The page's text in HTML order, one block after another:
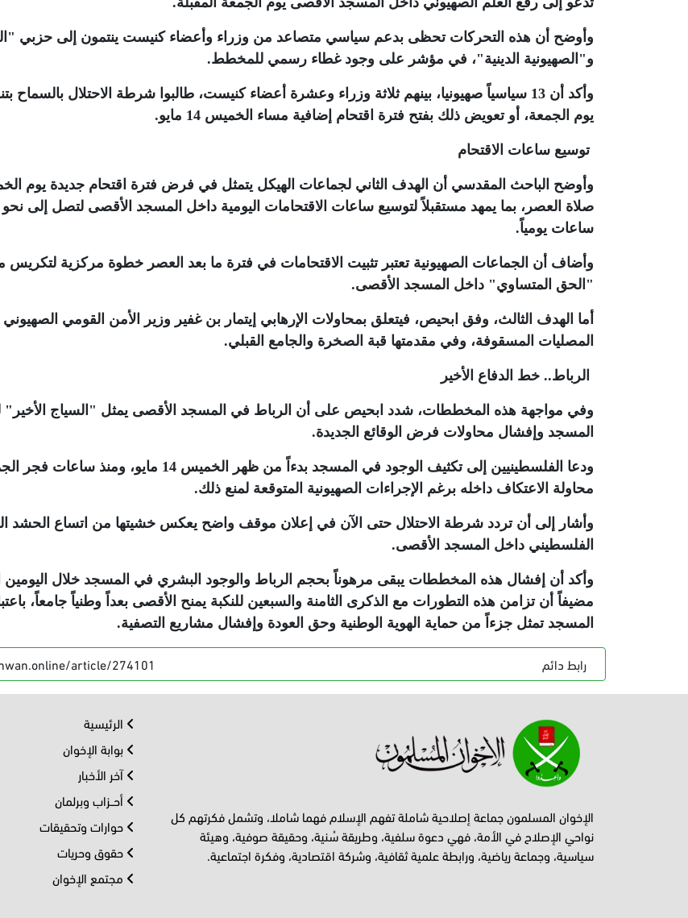
وأوضح أن هذه التحركات تحظى بدعم سياسي متصاعد من وزراء وأعضاء كنيست ينتمون إلى حزبي
و"الصهيونية الدينية"، في مؤشر على وجود غطاء رسمي للمخطط.
وأكد أن 13 سياسياً صهيونيا، بينهم ثلاثة وزراء وعشرة أعضاء كنيست، طالبوا شرطة الاحتلال بالسماح
يوم الجمعة، أو تعويض ذلك بفتح فترة اقتحام إضافية مساء الخميس 14 مايو
.
توسيع ساعات الاقتحام
وأوضح الباحث المقدسي أن الهدف الثاني لجماعات الهيكل يتمثل في فرض فترة اقتحام جديدة يوم
صلاة العصر، بما يمهد مستقبلاً لتوسيع ساعات الاقتحامات اليومية داخل المسجد الأقصى لتصل إلى
ساعات يومياً.
وأضاف أن الجماعات الصهيونية تعتبر تثبيت الاقتحامات في فترة ما بعد العصر خطوة مركزية لتكريس
"الحق المتساوي" داخل المسجد الأقصى.
أما الهدف الثالث، وفق ابحيص، فيتعلق بمحاولات الإرهابي إيتمار بن غفير وزير الأمن القومي الصهيوني
المصليات المسقوفة، وفي مقدمتها قبة الصخرة والجامع القبلي.
الرباط.. خط الدفاع الأخير
وفي مواجهة هذه المخططات، شدد ابحيص على أن الرباط في المسجد الأقصى يمثل "السياج الأخير"
المسجد وإفشال محاولات فرض الوقائع الجديدة.
ودعا الفلسطينيين إلى تكثيف الوجود في المسجد بدءاً من ظهر الخميس 14 مايو،
محاولة الاعتكاف داخله برغم الإجراءات الصهيونية المتوقعة لمنع ذلك.
وأشار إلى أن تردد شرطة الاحتلال حتى الآن في إعلان موقف واضح يعكس خشيتها من اتساع الحشد
الفلسطيني داخل المسجد الأقصى.
وأكد أن إفشال هذه المخططات يبقى مرهوناً بحجم الرباط والوجود البشري في المسجد خلال اليومين
مضيفاً أن تزامن هذه التطورات مع الذكرى الثامنة والسبعين للنكبة يمنح الأقصى بعداً وطنياً جامعاً،
المسجد تمثل جزءاً من حماية الهوية الوطنية وحق العودة وإفشال مشاريع التصفية.
رابط دائم article/274101
الإخوان المسلمون جماعة إصلاحية شاملة تفهم الإسلام فهما شاملا، وتشمل فكرتهم كل
نواحي الإصلاح في الأمة، فهي دعوة سلفية، وطريقة سُنية، وحقيقة صوفية، وهيئة
سياسية، وجماعة رياضية، ورابطة علمية ثقافية، وشركة اقتصادية، وفكرة اجتماعية.
الرئيسية
بوابة الإخوان
آخر الأخبار
أحــزاب وبرلمان
حوارات وتحقيقات
حقوق وحريات
مجتمع الإخوان